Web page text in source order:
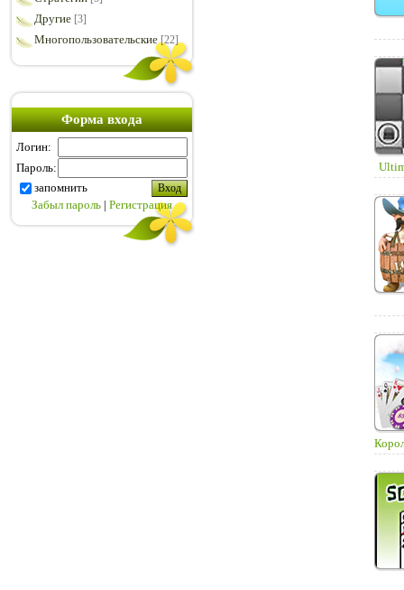
Другие [3]
Многопользовательские [22]
Форма входа
Логин:
Пароль:
запомнить
Забыл пароль | Регистрация